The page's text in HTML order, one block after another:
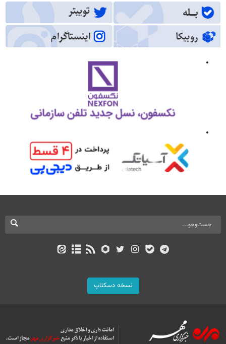
نسخه دسکتاپ